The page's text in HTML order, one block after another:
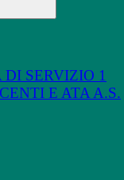
SERVIZIO 1
E ATA A.S.